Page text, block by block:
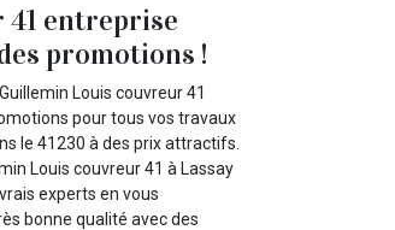
entreprise
promotions !
Louis couvreur 41
pour tous vos travaux
le 41230 à des prix attractifs.
Louis couvreur 41 à Lassay
experts en vous
bonne qualité avec des